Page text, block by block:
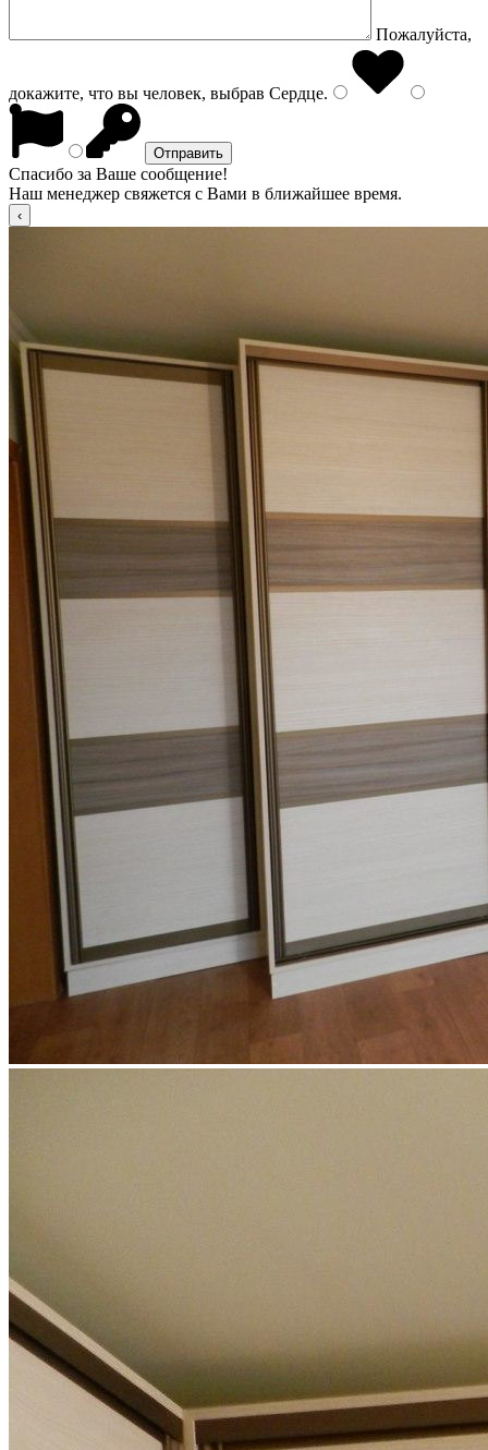
Пожалуйста,
докажите, что вы человек, выбрав Сердце.
Спасибо за Ваше сообщение!
Наш менеджер свяжется с Вами в ближайшее время.